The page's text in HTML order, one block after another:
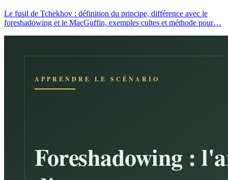
Le fusil de Tchekhov : définition du principe, différence avec le
foreshadowing et le MacGuffin, exemples cultes et méthode pour…